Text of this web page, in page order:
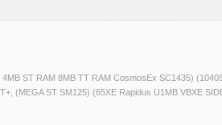
ST RAM 8MB TT RAM CosmosEx SC1435)
(MEGA ST SM125) (65XE Rapidus U1MB VBXE